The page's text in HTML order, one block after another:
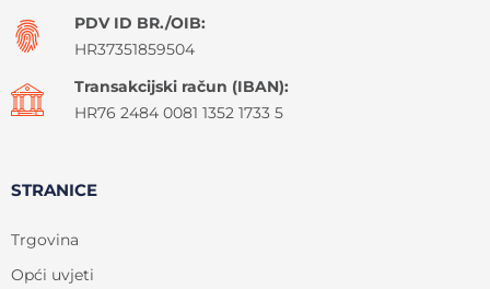
PDV ID BR./OIB:
HR37351859504
Transakcijski račun (IBAN):
HR76 2484 0081 1352 1733 5
STRANICE
Trgovina
Opći uvjeti